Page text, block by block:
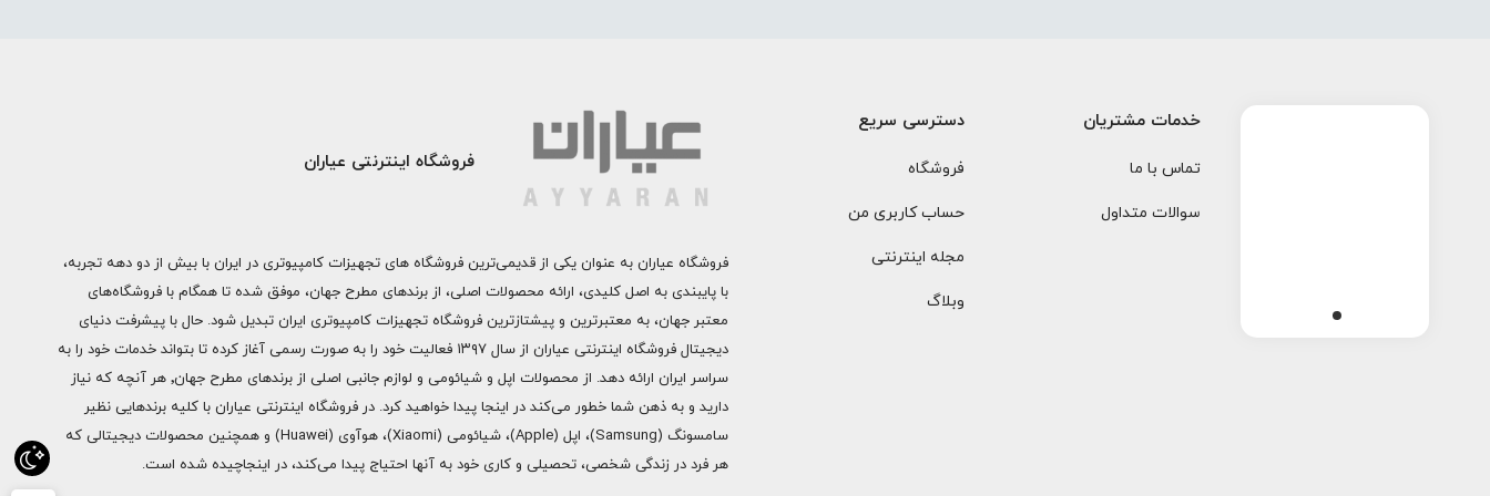
خدمات مشتریان
تماس با ما
سوالات متداول
دسترسی سریع
فروشگاه
حساب کاربری من
مجله اینترنتی
وبلاگ
فروشگاه اینترنتی عیاران
فروشگاه عیاران به عنوان یکی از قدیمی‌ترین فروشگاه های تجهیزات کامپیوتری در ایران با بیش از دو دهه تجربه،
با پایبندی به اصل کلیدی، ارائه محصولات اصلی، از برندهای مطرح جهان، موفق شده تا همگام با فروشگاه‌های
معتبر جهان، به معتبرترین و پیشتازترین فروشگاه تجهیزات کامپیوتری ایران تبدیل شود. حال با پیشرفت دنیای
دیجیتال فروشگاه اینترنتی عیاران از سال ۱۳۹۷ فعالیت خود را به صورت رسمی آغاز کرده تا بتواند خدمات خود را به
سراسر ایران ارائه دهد. از محصولات اپل و شیائومی و لوازم جانبی اصلی از برندهای مطرح جهان٬ هر آنچه که نیاز
دارید و به ذهن شما خطور می‌کند در اینجا پیدا خواهید کرد. در فروشگاه اینترنتی عیاران با کلیه برندهایی نظیر
سامسونگ (Samsung)، اپل (Apple)، شیائومی (Xiaomi)، هوآوی (Huawei) و همچنین محصولات دیجیتالی که
هر فرد در زندگی شخصی، تحصیلی و کاری خود به آنها احتیاج پیدا می‌کند، در اینجاچیده شده است.